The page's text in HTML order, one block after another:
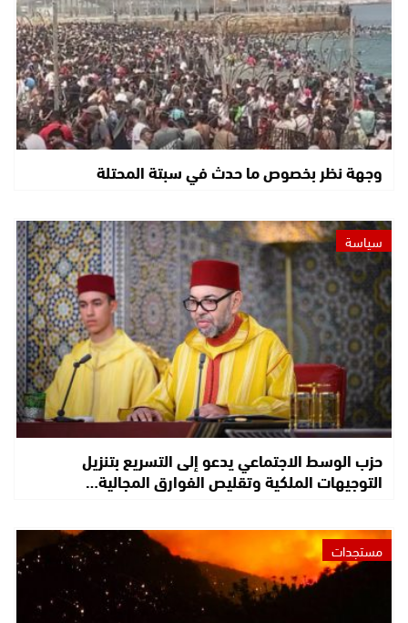
وجهة نظر بخصوص ما حدث في سبتة المحتلة
سياسة
حزب الوسط الاجتماعي يدعو إلى التسريع بتنزيل
التوجيهات الملكية وتقليص الفوارق المجالية…
مستجدات